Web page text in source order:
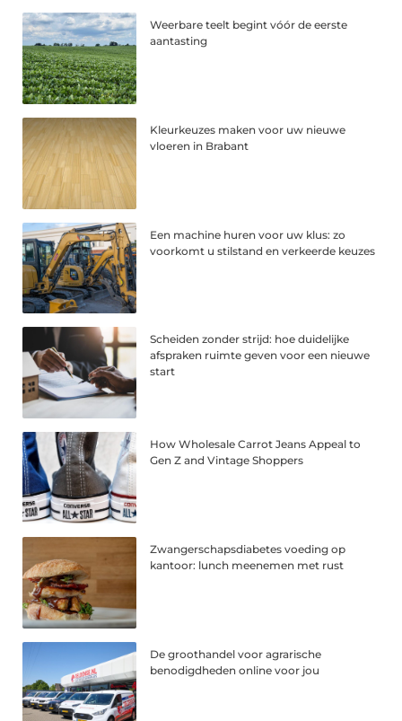
Weerbare teelt begint vóór de eerste
aantasting
Kleurkeuzes maken voor uw nieuwe
vloeren in Brabant
Een machine huren voor uw klus: zo
voorkomt u stilstand en verkeerde keuzes
Scheiden zonder strijd: hoe duidelijke
afspraken ruimte geven voor een nieuwe
start
How Wholesale Carrot Jeans Appeal to
Gen Z and Vintage Shoppers
Zwangerschapsdiabetes voeding op
kantoor: lunch meenemen met rust
De groothandel voor agrarische
benodigdheden online voor jou